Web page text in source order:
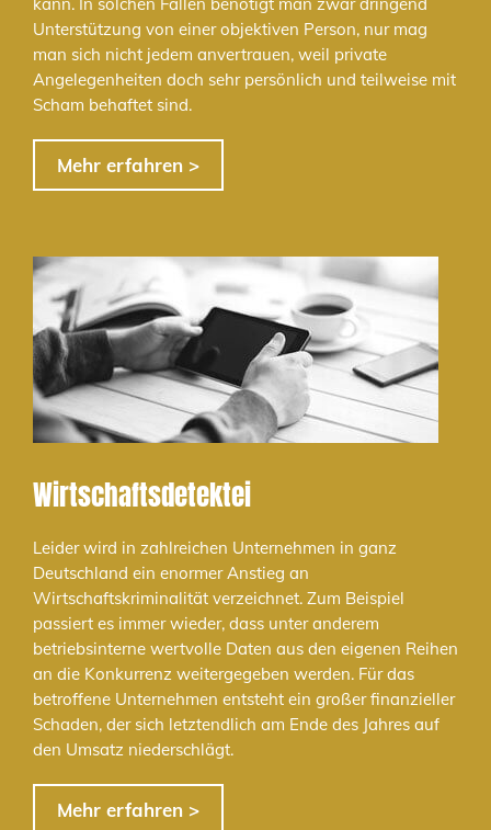
kann. In solchen Fällen benötigt man zwar dringend
Unterstützung von einer objektiven Person, nur mag
man sich nicht jedem anvertrauen, weil private
Angelegenheiten doch sehr persönlich und teilweise mit
Scham behaftet sind.
Mehr erfahren >
Wirtschaftsdetektei
Leider wird in zahlreichen Unternehmen in ganz
Deutschland ein enormer Anstieg an
Wirtschaftskriminalität verzeichnet. Zum Beispiel
passiert es immer wieder, dass unter anderem
betriebsinterne wertvolle Daten aus den eigenen Reihen
an die Konkurrenz weitergegeben werden. Für das
betroffene Unternehmen entsteht ein großer finanzieller
Schaden, der sich letztendlich am Ende des Jahres auf
den Umsatz niederschlägt.
Mehr erfahren >